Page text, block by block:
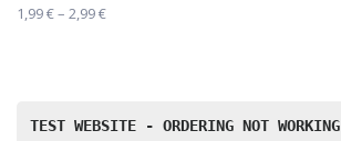
1,99€– 2,99€Распон
2,99 €
више
TEST WEBSITE - ORDERING NOT WORKING